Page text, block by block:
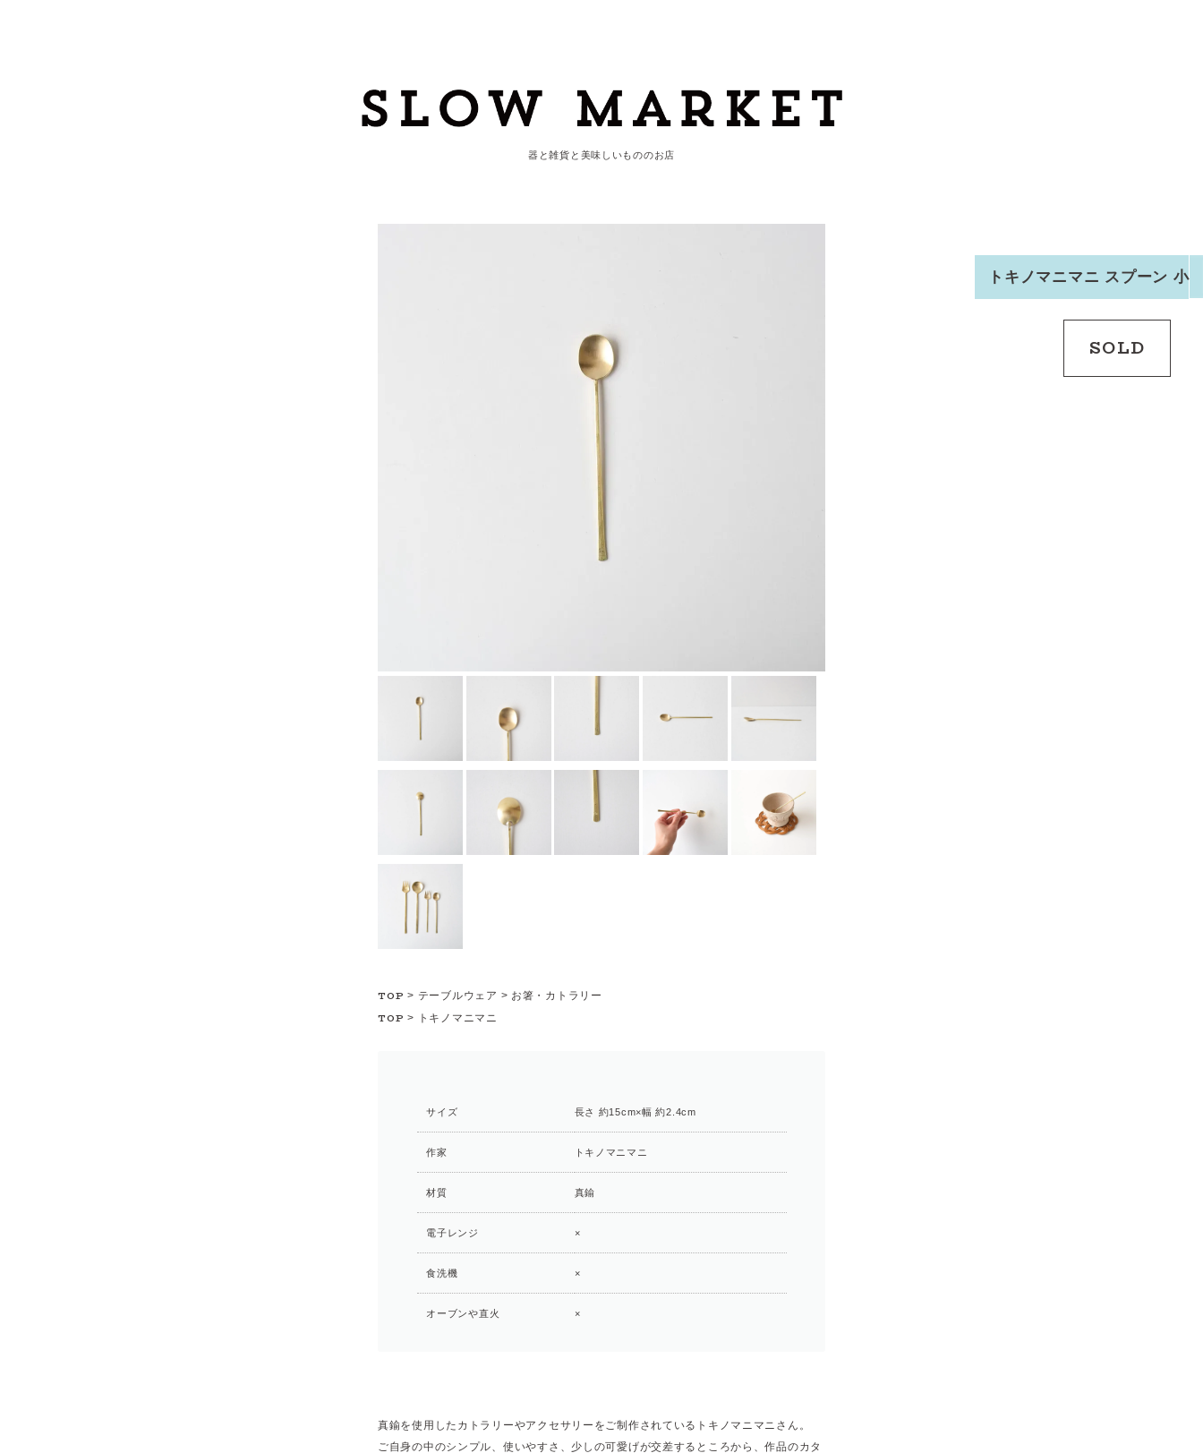
器と雑貨と美味しいもののお店
TOP > テーブルウェア > お箸・カトラリー
TOP > トキノマニマニ
トキノマニマニ スプーン 小
SOLD
サイズ 長さ 約15cm×幅 約2.4cm
作家 トキノマニマニ
材質 真鍮
電子レンジ ×
食洗機 ×
オーブンや直火 ×
真鍮を使用したカトラリーやアクセサリーをご制作されているトキノマニマニさん。
ご自身の中のシンプル、使いやすさ、少しの可愛げが交差するところから、作品のカタ